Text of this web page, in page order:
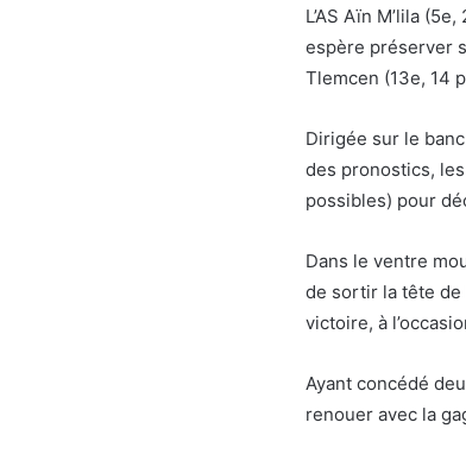
L’AS Aïn M’lila
espère préserver
Tlemcen (13e, 14
Dirigée sur le
des pronostics,
possibles) pour
Dans le ventre
de sortir la tête de
victoire, à
Ayant concédé
renouer avec la